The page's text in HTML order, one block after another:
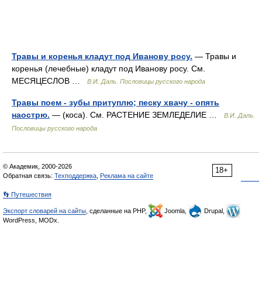
Травы и коренья кладут под Иванову росу. — Травы и
коренья (лечебные) кладут под Иванову росу. См.
МЕСЯЦЕСЛОВ …
В.И. Даль. Пословицы русского народа
Травы поем - зубы притуплю; песку хвачу - опять
наострю. — (коса). См. РАСТЕНИЕ ЗЕМЛЕДЕЛИЕ …
В.И. Даль.
Пословицы русского народа
18+
© Академик, 2000-2026
Обратная связь: Техподдержка Реклама на сайте
👣 Путешествия
Экспорт словарей на сайты , сделанные на PHP, Joomla,
Drupal,
WordPress, MODx.